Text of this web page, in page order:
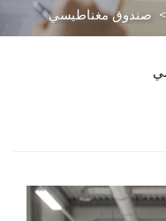
> صندوق مغناطيسي